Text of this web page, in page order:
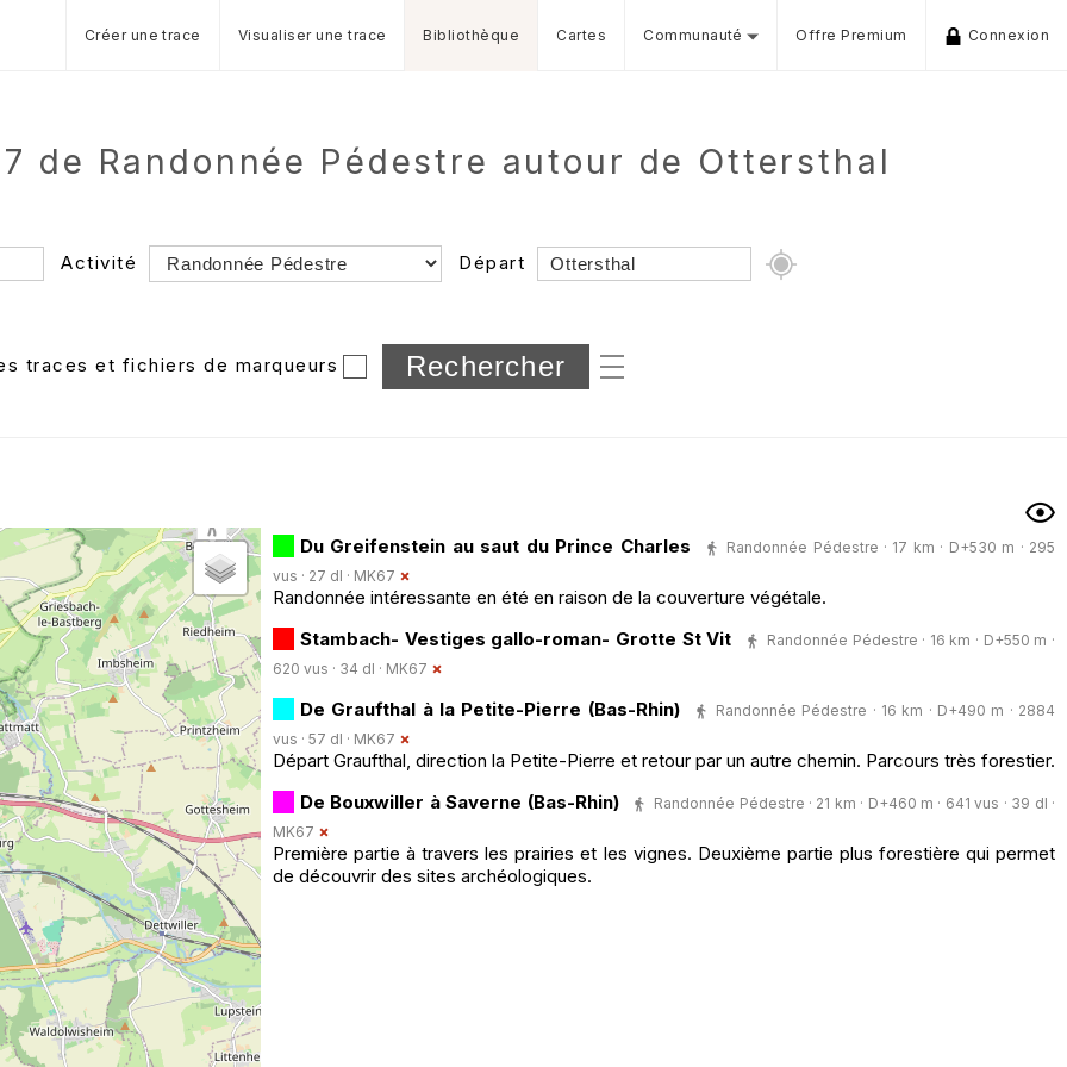
Créer une trace Visualiser une trace Bibliothèque Cartes Communauté Offre Premium Connexion
de Randonnée Pédestre autour de Ottersthal
Activité Départ
Dossier
et sous-dossiers
traces et fichiers de marqueurs
Du Greifenstein au saut du Prince Charles
Randonnée Pédestre · 17 km · D+530 m · 295
vus · 27 dl · MK67
Randonnée intéressante en été en raison de la couverture végétale.
Stambach- Vestiges gallo-roman- Grotte St Vit
Randonnée Pédestre · 16 km · D+550 m ·
620 vus · 34 dl · MK67
De Graufthal à la Petite-Pierre (Bas-Rhin)
Randonnée Pédestre · 16 km · D+490 m · 2884
vus · 57 dl · MK67
Départ Graufthal, direction la Petite-Pierre et retour par un autre chemin. Parcours très forestier.
De Bouxwiller à Saverne (Bas-Rhin)
Randonnée Pédestre · 21 km · D+460 m · 641 vus · 39 dl ·
MK67
Première partie à travers les prairies et les vignes. Deuxième partie plus forestière qui permet
de découvrir des sites archéologiques.